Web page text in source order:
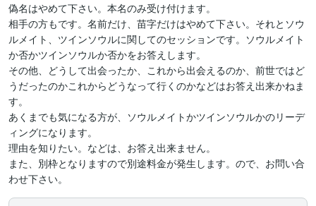
偽名はやめて下さい。本名のみ受け付けます。
相手の方もです。名前だけ、苗字だけはやめて下さい。それとソウ
ルメイト、ツインソウルに関してのセッションです。ソウルメイト
か否かツインソウルか否かをお答えします。
その他、どうして出会ったか、これから出会えるのか、前世ではど
うだったのかこれからどうなって行くのかなどはお答え出来かねま
す。
あくまでも気になる方が、ソウルメイトかツインソウルかのリーデ
ィングになります。
理由を知りたい。などは、お答え出来ません。
また、別枠となりますので別途料金が発生します。ので、お問い合